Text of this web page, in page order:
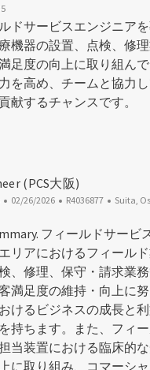
ドサービスエンジニア
機器の設置、点検、修
足度の向上に取り組ん
を高め、チームと協力
献するチャンスです。
Service Engineer（静岡
(PCS大阪)
Posted Date
02/26/2026 Job Id
R4036877 Location
Suita,
フィールドサービ
リアにおけるフィール
、修理、保守・請求業
満足度の維持・向上に努
けるビジネスの成長と
持ちます。また、フィ
当装置における臨床的
に取り組み、コマーシ